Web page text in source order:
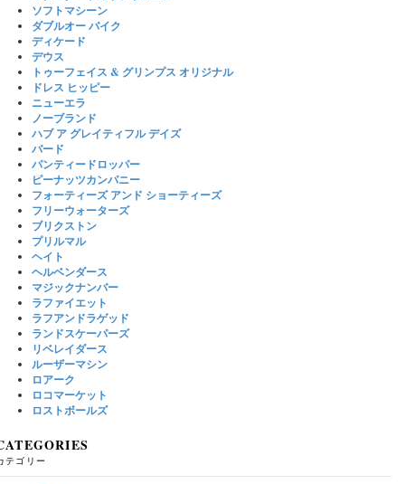
ソフトマシーン
ダブルオー バイク
ディケード
デウス
トゥーフェイス & グリンプス オリジナル
ドレス ヒッピー
ニューエラ
ノーブランド
ハブ ア グレイティフル デイズ
バード
パンティードロッパー
ピーナッツカンパニー
フォーティーズ アンド ショーティーズ
フリーウォーターズ
ブリクストン
プリルマル
ヘイト
ヘルベンダース
マジックナンバー
ラファイエット
ラフアンドラゲッド
ランドスケーパーズ
リベレイダース
ルーザーマシン
ロアーク
ロコマーケット
ロストボールズ
テゴリー